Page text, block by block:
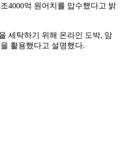
4000억 원어치를 압수했다고 밝
세탁하기 위해 온라인 도박, 암
활용했다고 설명했다.